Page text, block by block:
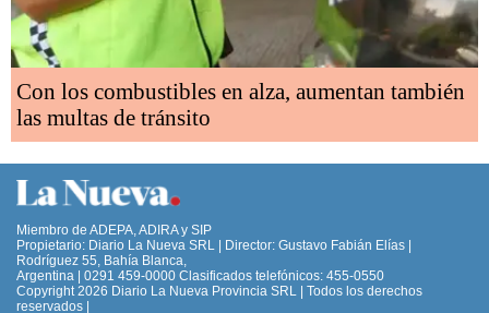
Con los combustibles en alza, aumentan también
las multas de tránsito
Miembro de ADEPA, ADIRA y SIP
Propietario: Diario La Nueva SRL | Director: Gustavo Fabián Elías |
Rodríguez 55, Bahía Blanca,
Argentina | 0291 459-0000 Clasificados telefónicos: 455-0550
Copyright 2026 Diario La Nueva Provincia SRL | Todos los derechos
reservados |